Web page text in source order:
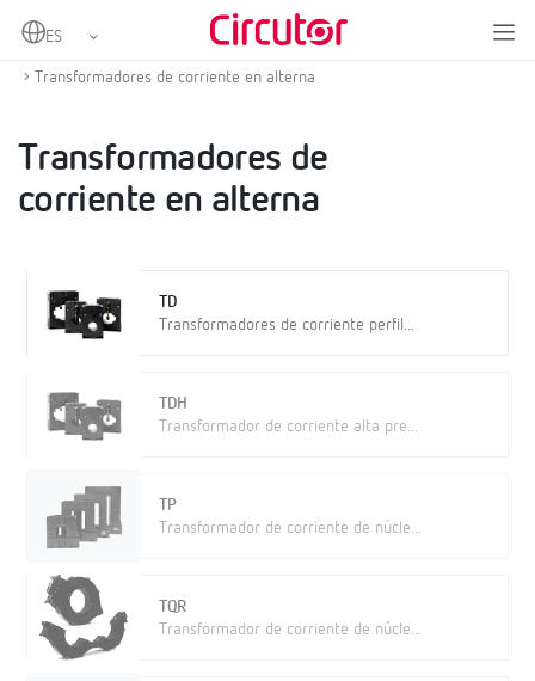
Home
Medida y control
Transformadores de corriente en alterna
Transformadores de
corriente en alterna
TD
Transformadores de corriente perfil...
TDH
Transformador de corriente alta pre...
TP
Transformador de corriente de núcle...
TQR
Transformador de corriente de núcle...